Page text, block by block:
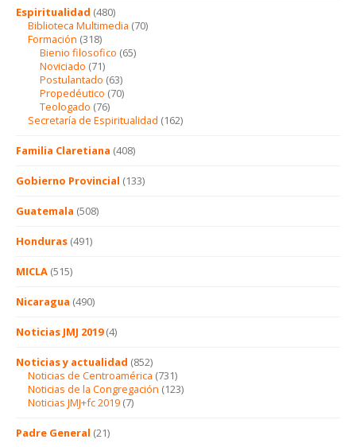
Espiritualidad (480)
Biblioteca Multimedia (70)
Formación (318)
Bienio filosofico (65)
Noviciado (71)
Postulantado (63)
Propedéutico (70)
Teologado (76)
Secretaría de Espiritualidad (162)
Familia Claretiana (408)
Gobierno Provincial (133)
Guatemala (508)
Honduras (491)
MICLA (515)
Nicaragua (490)
Noticias JMJ 2019(4)
Noticias y actualidad (852)
Noticias de Centroamérica (731)
Noticias de la Congregación (123)
Noticias JMJ+fc 2019 (7)
Padre General (21)